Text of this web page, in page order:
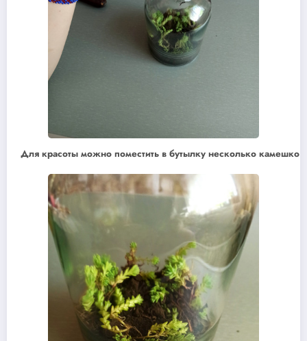
Для красоты можно поместить в бутылку несколько